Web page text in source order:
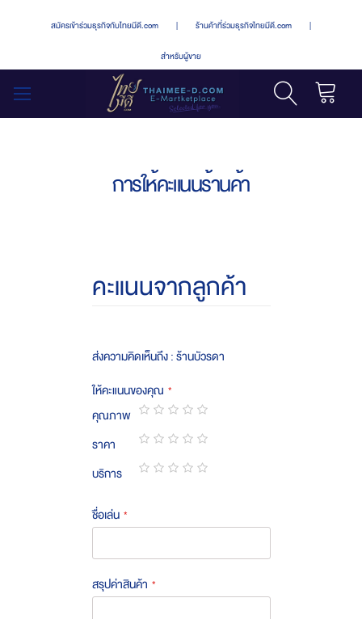
สมัครเข้าร่วมธุรกิจกับไทยมีดี.com | ร้านค้าที่ร่วมธุรกิจไทยมีดี.com |
สำหรับผู้ขาย
การให้คะแนนร้านค้า
คะแนนจากลูกค้า
ส่งความคิดเห็นถึง : ร้านบัวรดา
ให้คะแนนของคุณ
คุณภาพ
1
star
2
stars
3
stars
4
stars
5
stars
ราคา
1
star
2
stars
3
stars
4
stars
5
stars
บริการ
ชื่อเล่น
สรุปค่าสินค้า